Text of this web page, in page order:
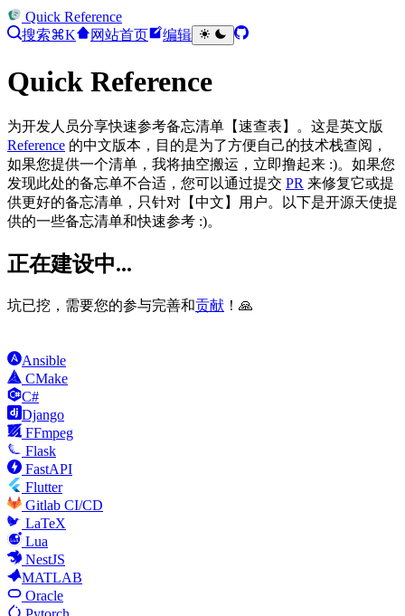
Quick Reference
搜索⌘K 网站首页 编辑
Quick Reference
为开发人员分享快速参考备忘清单【速查表】。这是英文版
Reference 的中文版本，目的是为了方便自己的技术栈查阅，
如果您提供一个清单，我将抽空搬运，立即撸起来 :)。如果您
发现此处的备忘单不合适，您可以通过提交 PR 来修复它或提
供更好的备忘清单，只针对【中文】用户。以下是开源天使提
供的一些备忘清单和快速参考 :)。
正在建设中...
坑已挖，需要您的参与完善和贡献 ！🙏
Ansible
CMake
C#
Django
FFmpeg
Flask
FastAPI
Flutter
Gitlab CI/CD
LaTeX
Lua
NestJS
MATLAB
Oracle